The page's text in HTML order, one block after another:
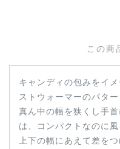
この商
キャンディの包みをイ
ストウォーマーのパター
真ん中の幅を狭くし手
は、コンパクトなのに風
上下の幅にあえて差を